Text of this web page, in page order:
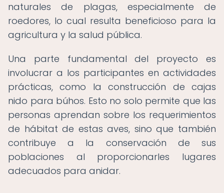
naturales de plagas, especialmente de
roedores, lo cual resulta beneficioso para la
agricultura y la salud pública.
Una parte fundamental del proyecto es
involucrar a los participantes en actividades
prácticas, como la construcción de cajas
nido para búhos. Esto no solo permite que las
personas aprendan sobre los requerimientos
de hábitat de estas aves, sino que también
contribuye a la conservación de sus
poblaciones al proporcionarles lugares
adecuados para anidar.